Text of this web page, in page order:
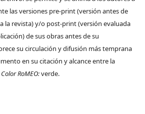
las versiones pre-print (versión antes de
la revista) y/o post-print (versión evaluada
de sus obras antes de su
su circulación y difusión más temprana
en su citación y alcance entre la
Color RoMEO:verde.